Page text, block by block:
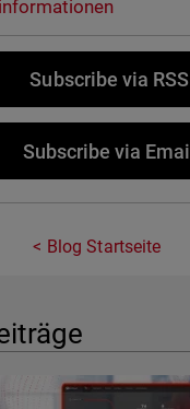
Subscribe via RSS
Subscribe via
Blog Startseite